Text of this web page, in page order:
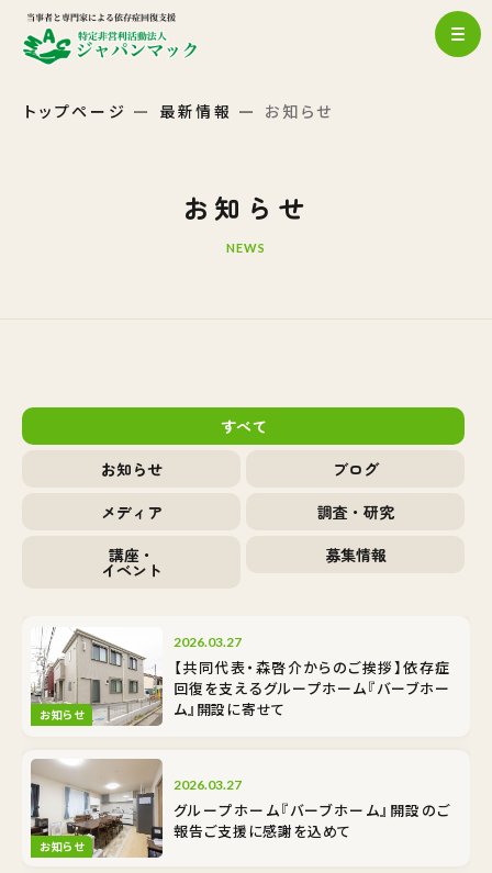
トップページ 最新情報 お知らせ
お知らせ
NEWS
すべて
お知らせ
ブログ
メディア
調査・研究
講座・
イベント
募集情報
お知らせ
2026.03.27
【共同代表・森啓介からのご挨拶】依存症
回復を支えるグループホーム『バーブホー
ム』開設に寄せて
お知らせ
2026.03.27
グループホーム『バーブホーム』開設のご
報告――ご支援に感謝を込めて